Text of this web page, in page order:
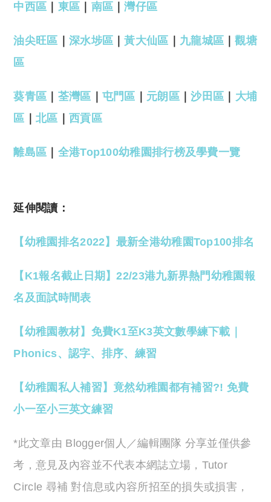
中西區 東區 南區 ｜灣仔區
油尖旺區 深水埗區 ｜黃大仙區 九龍城區 ｜觀塘
區
葵青區 荃灣區 屯門區 元朗區｜沙田區
大埔
區 ｜北區 西貢區
離島區 全港Top100幼稚園排行榜及學費一覽
延伸閱讀：
【幼稚園排名2022】最新全港幼稚園Top100排名
【K1報名截止日期】22/23港九新界熱門幼稚園報
名及面試時間表
【幼稚園教材】免費K1至K3英文數學練下載｜
Phonics、認字、排序、練習
【幼稚園私人補習】竟然幼稚園都有補習?! 免費
小一至小三英文練習
*此文章由 Blogger個人／編輯團隊 分享並僅供參
考，意見及內容並不代表本網誌立場，Tutor
Circle 尋補 對信息或內容所招至的損失或損害，